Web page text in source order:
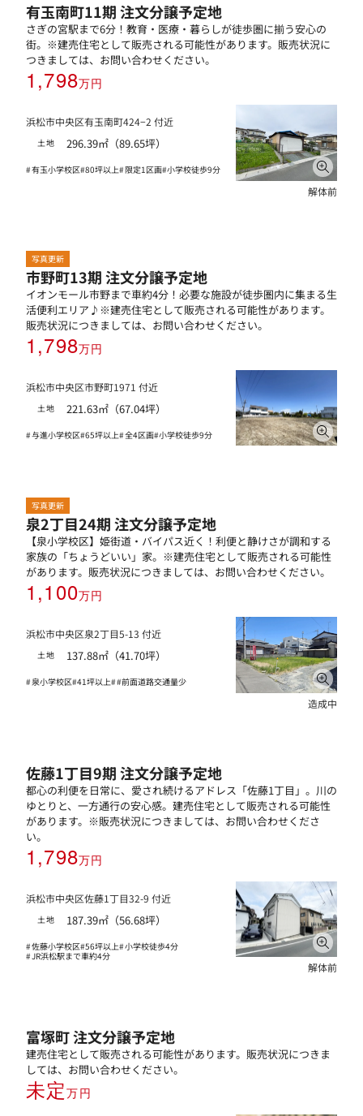
有玉南町11期 注文分譲予定地
さぎの宮駅まで6分！教育・医療・暮らしが徒歩圏に揃う安心の
街。※建売住宅として販売される可能性があります。販売状況に
つきましては、お問い合わせください。
1,798万円
浜松市中央区有玉南町424−2 付近
土地 296.39㎡（89.65坪）
有玉小学校区 80坪以上 限定1区画 小学校徒歩9分
解体前
写真更新
市野町13期 注文分譲予定地
イオンモール市野まで車約4分！必要な施設が徒歩圏内に集まる生
活便利エリア♪※建売住宅として販売される可能性があります。
販売状況につきましては、お問い合わせください。
1,798万円
浜松市中央区市野町1971 付近
土地 221.63㎡（67.04坪）
与進小学校区 65坪以上 全4区画 小学校徒歩9分
写真更新
泉2丁目24期 注文分譲予定地
【泉小学校区】姫街道・バイパス近く！利便と静けさが調和する
家族の「ちょうどいい」家。※建売住宅として販売される可能性
があります。販売状況につきましては、お問い合わせください。
1,100万円
浜松市中央区泉2丁目5-13 付近
土地 137.88㎡（41.70坪）
泉小学校区 41坪以上 前面道路交通量少
造成中
佐藤1丁目9期 注文分譲予定地
都心の利便を日常に、愛され続けるアドレス「佐藤1丁目」。川の
ゆとりと、一方通行の安心感。建売住宅として販売される可能性
があります。※販売状況につきましては、お問い合わせくださ
い。
1,798万円
浜松市中央区佐藤1丁目32-9 付近
土地 187.39㎡（56.68坪）
佐藤小学校区 56坪以上 小学校徒歩4分
JR浜松駅まで車約4分
解体前
富塚町 注文分譲予定地
建売住宅として販売される可能性があります。販売状況につきま
しては、お問い合わせください。
未定万円